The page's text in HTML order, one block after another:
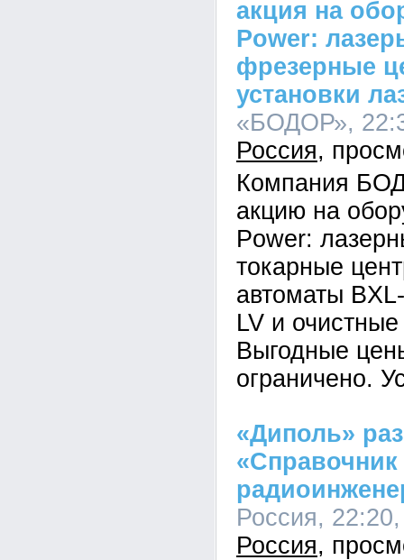
акция на
Power:
фрезерные
установки
«БОДОР»,
Россия
Компания
акцию на
Power:
токарные
автоматы
LV и
Выгодные
ограничено.
«Диполь»
«Справочник
Россия,
Россия